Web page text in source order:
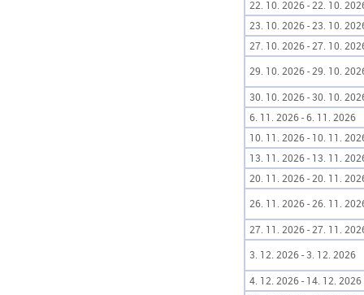
22. 10. 2026 - 22. 10.
23. 10. 2026 - 23. 10.
27. 10. 2026 - 27. 10.
29. 10. 2026 - 29. 10.
30. 10. 2026 - 30. 10.
6. 11. 2026 - 6. 11. 2026
10. 11. 2026 - 10. 11.
13. 11. 2026 - 13. 11.
20. 11. 2026 - 20. 11.
26. 11. 2026 - 26. 11.
27. 11. 2026 - 27. 11.
3. 12. 2026 - 3. 12. 2026
4. 12. 2026 - 14. 12. 2026